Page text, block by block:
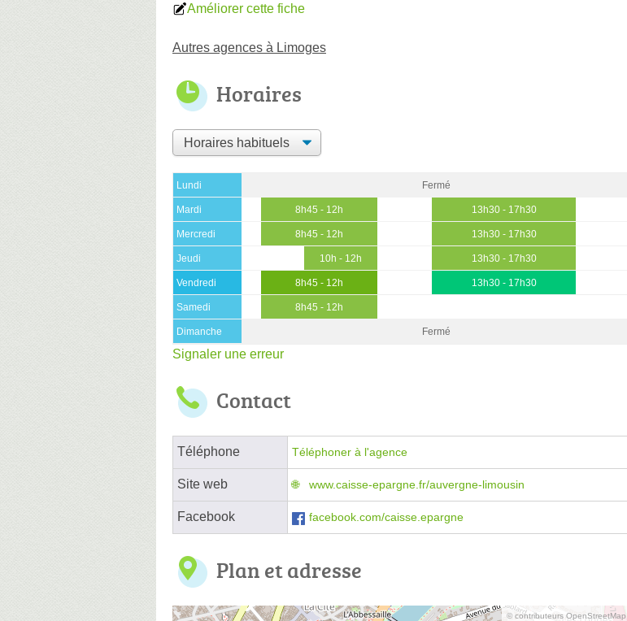
Améliorer cette fiche
Autres agences à Limoges
Horaires
Lundi Fermé
Mardi 8h45 - 12h 13h30 - 17h30
Mercredi 8h45 - 12h 13h30 - 17h30
Jeudi 10h - 12h 13h30 - 17h30
Vendredi 8h45 - 12h 13h30 - 17h30
Samedi 8h45 - 12h
Dimanche Fermé
Signaler une erreur
Contact
Téléphone Téléphoner à l'agence
Site web www.caisse-epargne.fr/auvergne-limousin
Facebook facebook.com/caisse.epargne
Plan et adresse
© contributeurs OpenStreetMap